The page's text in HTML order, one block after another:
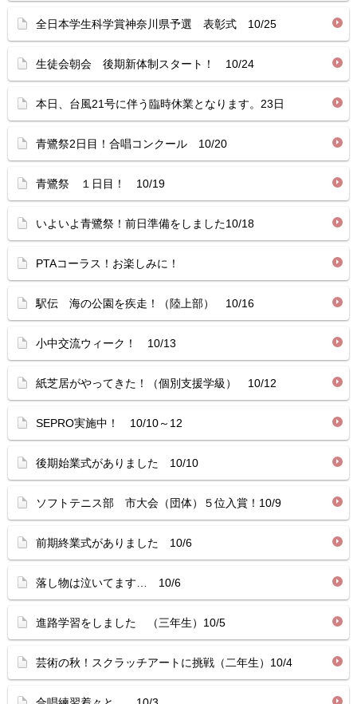
全日本学生科学賞神奈川県予選 表彰式 10/25
生徒会朝会 後期新体制スタート！ 10/24
本日、台風21号に伴う臨時休業となります。23日
青鷺祭2日目！合唱コンクール 10/20
青鷺祭 １日目！ 10/19
いよいよ青鷺祭！前日準備をしました10/18
PTAコーラス！お楽しみに！
駅伝 海の公園を疾走！（陸上部） 10/16
小中交流ウィーク！ 10/13
紙芝居がやってきた！（個別支援学級） 10/12
SEPRO実施中！ 10/10～12
後期始業式がありました 10/10
ソフトテニス部 市大会（団体）５位入賞！10/9
前期終業式がありました 10/6
落し物は泣いてます… 10/6
進路学習をしました （三年生）10/5
芸術の秋！スクラッチアートに挑戦（二年生）10/4